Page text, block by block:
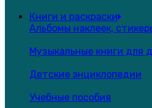
Книги и раскраски
Альбомы наклеек,
Музыкальные книги для
Детские энциклопедии
Учебные пособия